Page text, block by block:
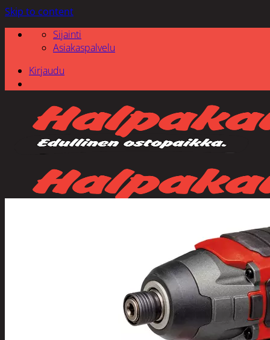
Skip to content
Sijainti
Asiakaspalvelu
Kirjaudu
Poistotuotteet
Kausituotteet